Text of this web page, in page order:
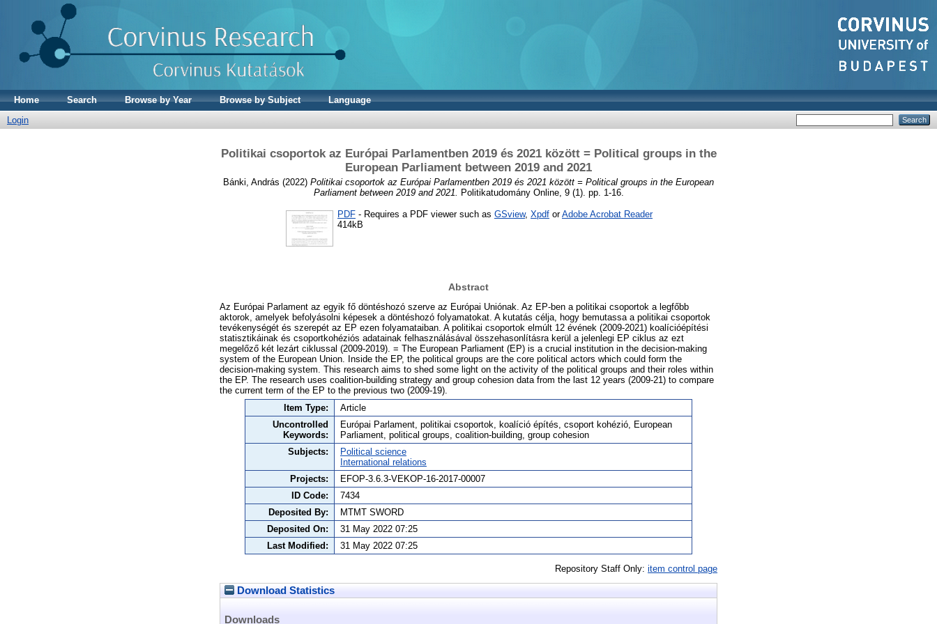
Home Search Browse by Year Browse by Subject
Language
Login
Politikai csoportok az Európai Parlamentben 2019 és 2021 között = Political groups in the
European Parliament between 2019 and 2021
Bánki, András (2022) Politikai csoportok az Európai Parlamentben 2019 és 2021 között = Political groups in the European
Parliament between 2019 and 2021.
Politikatudomány Online, 9 (1). pp. 1-16.
PDF - Requires a PDF viewer such as GSview, Xpdf orAdobe Acrobat Reader
414kB
Abstract
Az Európai Parlament az egyik fő döntéshozó szerve az Európai Uniónak. Az EP-ben a politikai csoportok a legfőbb
aktorok, amelyek befolyásolni képesek a döntéshozó folyamatokat. A kutatás célja, hogy bemutassa a politikai csoportok
tevékenységét és szerepét az EP ezen folyamataiban. A politikai csoportok elmúlt 12 évének (2009-2021) koalícióépítési
statisztikáinak és csoportkohéziós adatainak felhasználásával összehasonlításra kerül a jelenlegi EP ciklus az ezt
megelőző két lezárt ciklussal (2009-2019). = The European Parliament (EP) is a crucial institution in the decision-making
system of the European Union. Inside the EP, the political groups are the core political actors which could form the
decision-making system. This research aims to shed some light on the activity of the political groups and their roles within
the EP. The research uses coalition-building strategy and group cohesion data from the last 12 years (2009-21) to compare
the current term of the EP to the previous two (2009-19).
Item Type:
Article
Uncontrolled
Keywords:
Európai Parlament, politikai csoportok, koalíció építés, csoport kohézió, European
Parliament, political groups, coalition-building, group cohesion
Subjects:
Political science
International relations
Projects:
EFOP-3.6.3-VEKOP-16-2017-00007
ID Code:
7434
Deposited By:
MTMT SWORD
Deposited On:
31 May 2022 07:25
Last Modified:
31 May 2022 07:25
Repository Staff Only: item control page
Download Statistics
Downloads